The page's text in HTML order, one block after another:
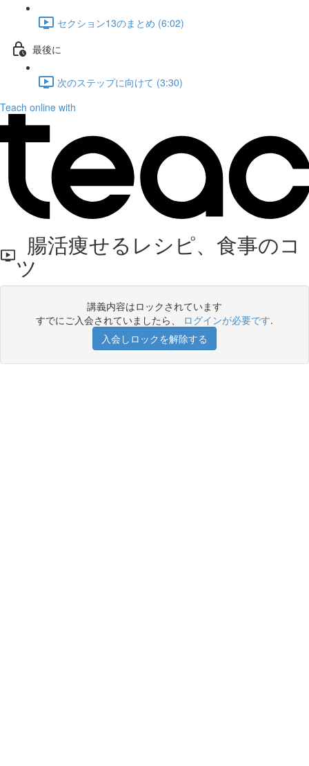
セクション13のまとめ (6:02)
最後に
次のステップに向けて (3:30)
Teach online with
腸活痩せるレシピ、食事のコ
ツ
講義内容はロックされています
すでにご入会されていましたら、 ログインが必要です.
入会しロックを解除する